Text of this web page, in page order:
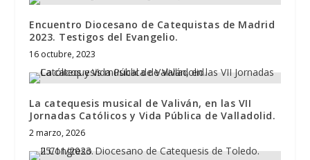
Encuentro Diocesano de Catequistas de Madrid
2023. Testigos del Evangelio.
16 octubre, 2023
La catequesis musical de Valiván, en las VII
Jornadas Católicos y Vida Pública de Valladolid.
2 marzo, 2026